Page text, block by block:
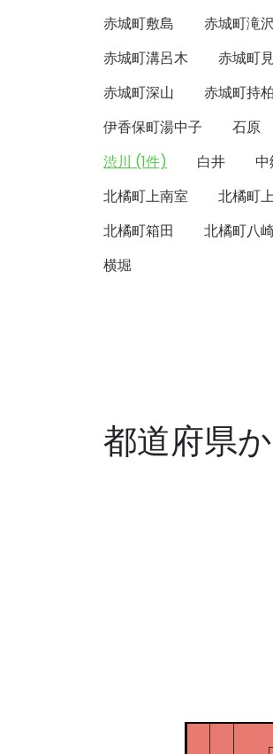
赤城町敷島
赤城町滝沢
赤城町溝呂木
赤城町
赤城町深山
赤城町持
伊香保町湯中子
石原
渋川 (1件)
白井
北橘町上南室
北橘町
北橘町箱田
北橘町八
横堀
都道府県